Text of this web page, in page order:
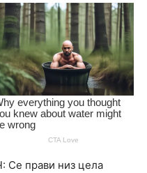
прави низ цела